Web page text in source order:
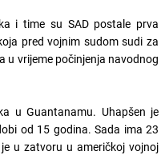
i time su SAD postale prva
pred vojnim sudom sudi za
u vrijeme počinjenja navodnog
u Guantanamu. Uhapšen je
od 15 godina. Sada ima 23
u zatvoru u američkoj vojnoj